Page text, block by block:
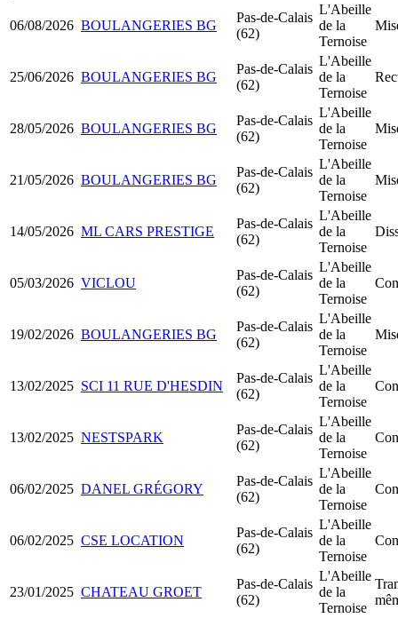
06/08/2026 BOULANGERIES BG
Pas-de-Calais
(62)
L'Abeille
de la
Ternoise
25/06/2026 BOULANGERIES BG
Pas-de-Calais
(62)
L'Abeille
de la
Ternoise
28/05/2026 BOULANGERIES BG
Pas-de-Calais
(62)
L'Abeille
de la
Ternoise
21/05/2026 BOULANGERIES BG
Pas-de-Calais
(62)
L'Abeille
de la
Ternoise
14/05/2026 ML CARS PRESTIGE
Pas-de-Calais
(62)
L'Abeille
de la
Ternoise
05/03/2026 VICLOU
Pas-de-Calais
(62)
L'Abeille
de la
Ternoise
19/02/2026 BOULANGERIES BG
Pas-de-Calais
(62)
L'Abeille
de la
Ternoise
13/02/2025 SCI 11 RUE D'HESDIN
Pas-de-Calais
(62)
L'Abeille
de la
Ternoise
13/02/2025 NESTSPARK
Pas-de-Calais
(62)
L'Abeille
de la
Ternoise
06/02/2025 DANEL GRÉGORY
Pas-de-Calais
(62)
L'Abeille
de la
Ternoise
06/02/2025 CSE LOCATION
Pas-de-Calais
(62)
L'Abeille
de la
Ternoise
23/01/2025 CHATEAU GROET
Pas-de-Calais
(62)
L'Abeille
de la
Ternoise